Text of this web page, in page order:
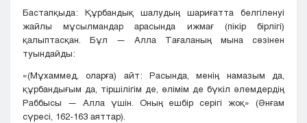
Бастапқыда: Құрбандық шалудың шариғатта белгіленуі
жайлы мұсылмандар арасында ижмағ (пікір бірлігі)
қалыптасқан. Бұл — Алла Тағаланың мына сөзінен
туындайды:
«(Мұхаммед, оларға) айт: Расында, менің намазым да,
құрбандығым да, тіршілігім де, өлімім де бүкіл әлемдердің
Раббысы — Алла үшін. Оның ешбір серігі жоқ» (Әнғам
сүресі, 162-163 аяттар).